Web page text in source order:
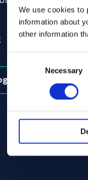
We use cookies to
information about
other information
Selection
Necessary